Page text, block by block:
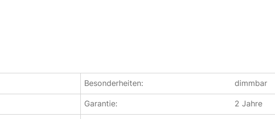
Besonderheiten: dimmbar
Garantie: 2 Jahre